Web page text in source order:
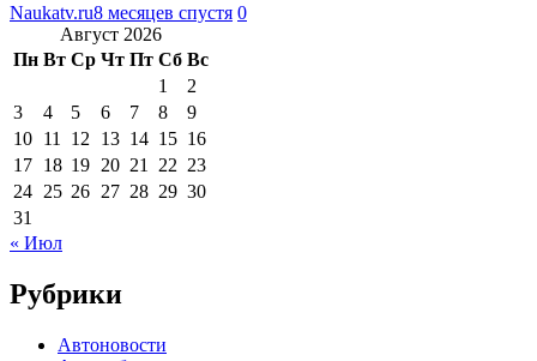
Naukatv.ru8 месяцев спустя 0
Август 2026
Пн Вт Ср Чт Пт Сб Вс
1
2
3
4 5 6 7 8
9
10 11 12 13 14 15 16
17 18 19 20 21 22 23
24 25 26 27 28 29 30
31
« Июл
Рубрики
Автоновости